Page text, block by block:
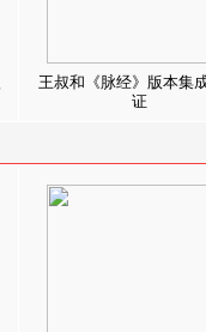
王叔和《脉经》版本集
证